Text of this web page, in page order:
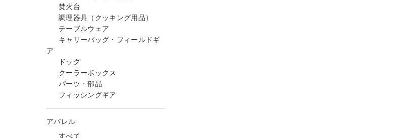
焚火台
調理器具（クッキング用品）
テーブルウェア
キャリーバッグ・フィールドギ
ア
ドッグ
クーラーボックス
パーツ・部品
フィッシングギア
アパレル
すべて